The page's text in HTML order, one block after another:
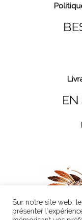
EN
Sur notre site web,
présenter